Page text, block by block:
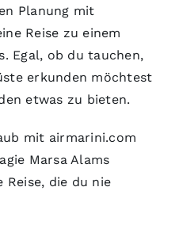
Planung mit
Reise zu einem
Egal, ob du tauchen,
erkunden möchtest
etwas zu bieten.
mit airmarini.com
Marsa Alams
Reise, die du nie